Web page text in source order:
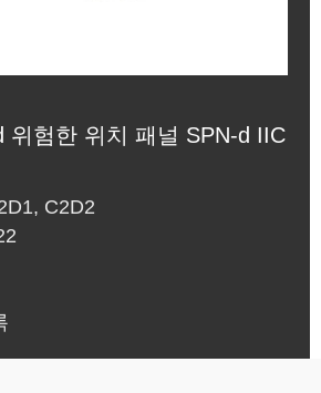
위험한 위치 패널 SPN-d IIC
C2D2